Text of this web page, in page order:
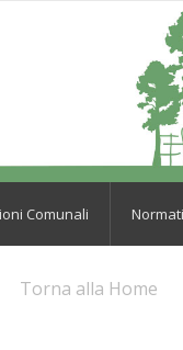
Comunali
Torna alla Home